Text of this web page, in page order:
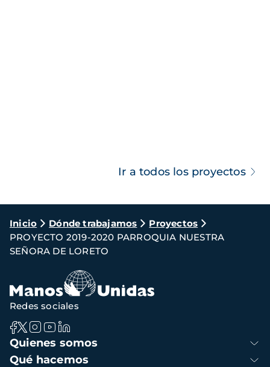
Ir a todos los proyectos
Ruta
de
navegación
Inicio Dónde trabajamos
Proyectos
PROYECTO 2019-2020 PARROQUIA NUESTRA
SEÑORA DE LORETO
Navegación
principal
Quienes somos
Qué hacemos
Redes sociales